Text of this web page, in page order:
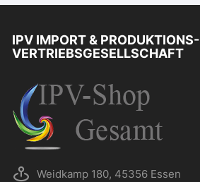
IPV IMPORT & PRODUKTIONS-
VERTRIEBSGESELLSCHAFT
Weidkamp 180, 45356 Essen